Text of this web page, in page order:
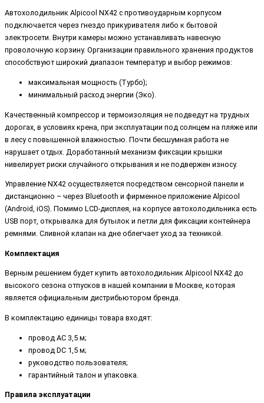
Автохолодильник Alpicool NX42 с противоударным корпусом
подключается через гнездо прикуривателя либо к бытовой
электросети. Внутри камеры можно устанавливать навесную
проволочную корзину. Организации правильного хранения продуктов
способствуют широкий диапазон температур и выбор режимов:
максимальная мощность (Турбо);
минимальный расход энергии (Эко).
Качественный компрессор и термоизоляция не подведут на трудных
дорогах, в условиях крена, при эксплуатации под солнцем на пляже или
в лесу с повышенной влажностью. Почти бесшумная работа не
нарушает отдых. Доработанный механизм фиксации крышки
нивелирует риски случайного открывания и не подвержен износу.
Управление NX42 осуществляется посредством сенсорной панели и
дистанционно – через Bluetooth и фирменное приложение Alpicool
(Android, iOS). Помимо LCD-дисплея, на корпусе автохолодильника есть
USB порт, открывалка для бутылок и петли для фиксации контейнера
ремнями. Сливной клапан на дне облегчает уход за техникой.
Комплектация
Верным решением будет купить автохолодильник Alpicool NX42 до
высокого сезона отпусков в нашей компании в Москве, которая
является официальным дистрибьютором бренда.
В комплектацию единицы товара входят:
провод AC 3,5 м;
провод DC 1,5 м;
руководство пользователя;
гарантийный талон и упаковка.
Правила эксплуатации